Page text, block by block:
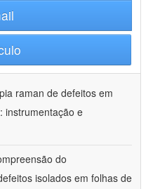
raman de defeitos em
instrumentação e
do
isolados em folhas de